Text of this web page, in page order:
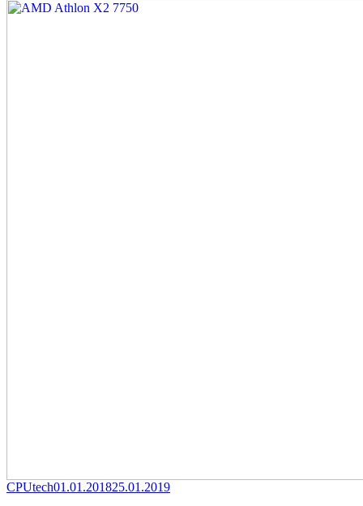
Category
CPUtechPosted
01.01.201825.01.2019